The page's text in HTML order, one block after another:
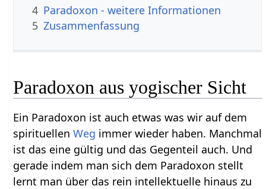
4 Paradoxon - weitere Informationen
5 Zusammenfassung
Paradoxon aus yogischer Sicht
Ein Paradoxon ist auch etwas was wir auf dem
spirituellenWeg immer wieder haben. Manchmal
ist das eine gültig und das Gegenteil auch. Und
gerade indem man sich dem Paradoxon stellt
lernt man über das rein intellektuelle hinaus zu